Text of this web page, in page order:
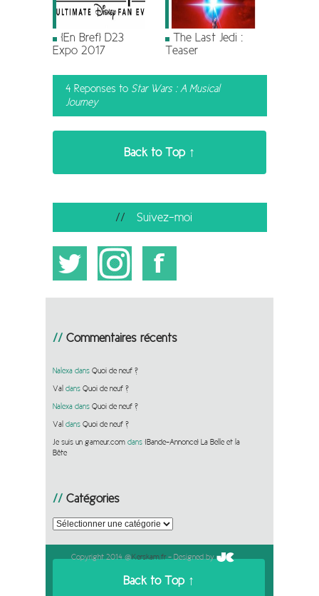
[En Bref] D23
Expo 2017
The Last Jedi :
Teaser
4 Reponses to Star Wars : A Musical
Journey
Back to Top ↑
Suivez-moi
Commentaires récents
Nalexa dans Quoi de neuf ?
Val dans Quoi de neuf ?
Nalexa dans Quoi de neuf ?
Val dans Quoi de neuf ?
Je suis un gameur.com dans [Bande-Annonce] La Belle et la
Bête
Catégories
Catégories
Copyright 2014 @Kerskam.fr- Designed by
Back to Top ↑